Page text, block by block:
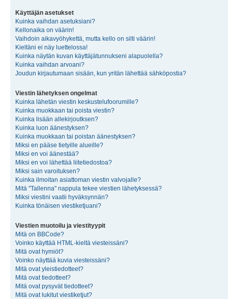
Käyttäjän asetukset
Kuinka vaihdan asetuksiani?
Kellonaika on väärin!
Vaihdoin aikavyöhykettä, mutta kello on silti väärin!
Kieltäni ei näy luettelossa!
Kuinka näytän kuvan käyttäjätunnukseni alapuolella?
Kuinka vaihdan arvoani?
Joudun kirjautumaan sisään, kun yritän lähettää sähköpostia?
Viestin lähetyksen ongelmat
Kuinka lähetän viestin keskustelufoorumille?
Kuinka muokkaan tai poista viestin?
Kuinka lisään allekirjoutksen?
Kuinka luon äänestyksen?
Kuinka muokkaan tai poistan äänestyksen?
Miksi en pääse tietyille alueille?
Miksi en voi äänestää?
Miksi en voi lähettää liitetiedostoa?
Miksi sain varoituksen?
Kuinka ilmoitan asiattoman viestin valvojalle?
Mitä "Tallenna" nappula tekee viestien lähetyksessä?
Miksi viestini vaatii hyväksynnän?
Kuinka tönäisen viestiketjuani?
Viestien muotoilu ja viestityypit
Mitä on BBCode?
Voinko käyttää HTML-kieltä viesteissäni?
Mitä ovat hymiöt?
Voinko näyttää kuvia viesteissäni?
Mitä ovat yleistiedotteet?
Mitä ovat tiedotteet?
Mitä ovat pysyvät tiedotteet?
Mitä ovat lukitut viestiketjut?